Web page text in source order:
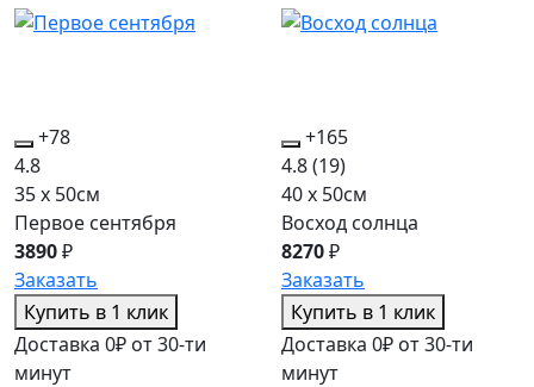
+78
4.8
35 x 50см
Первое сентября
3890₽
Заказать
Купить в 1 клик
Доставка 0₽ от 30-ти
минут
+165
4.8(19)
40 x 50см
Восход солнца
8270₽
Заказать
Купить в 1 клик
Доставка 0₽ от 30-ти
минут